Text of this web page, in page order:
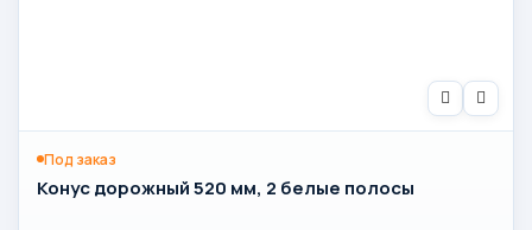
Под заказ
Конус дорожный 520 мм, 2 белые полосы